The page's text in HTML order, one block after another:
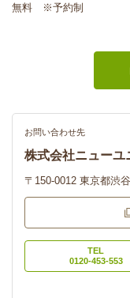
無料 ※予約制
お問い合わせ先
株式会社ニューユ
〒150-0012 東京都渋
TEL
0120-453-553